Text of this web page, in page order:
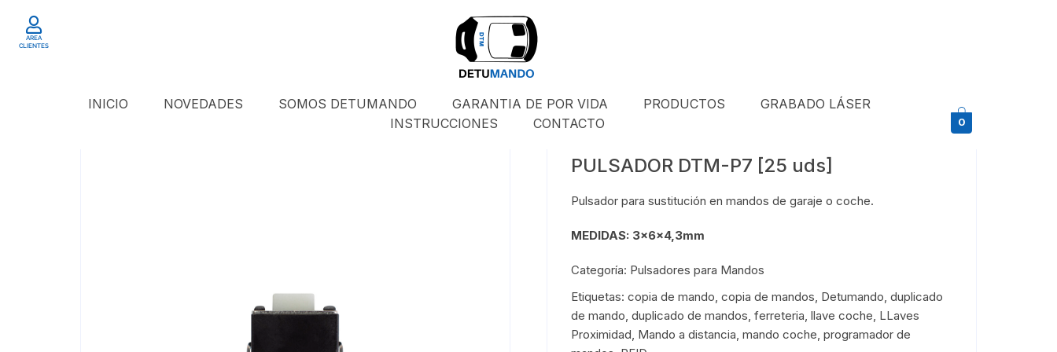
AREA
CLIENTES
INICIO NOVEDADES SOMOS DETUMANDO GARANTIA DE POR VIDA PRODUCTOS
GRABADO LÁSER
INSTRUCCIONES
CONTACTO 0
PULSADOR DTM-P7 [25 uds]
Pulsador para sustitución en mandos de garaje o coche.
MEDIDAS: 3x6x4,3mm
Categoría: Pulsadores para Mandos
Etiquetas: copia de mando, copia de mandos, Detumando, duplicado
de mando, duplicado de mandos, ferreteria, llave coche, LLaves
Proximidad, Mando a distancia, mando coche, programador de